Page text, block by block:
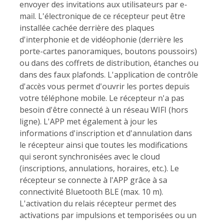
envoyer des invitations aux utilisateurs par e-
mail. L'électronique de ce récepteur peut être
installée cachée derrière des plaques
d'interphonie et de vidéophonie (derrière les
porte-cartes panoramiques, boutons poussoirs)
ou dans des coffrets de distribution, étanches ou
dans des faux plafonds. L'application de contrôle
d'accès vous permet d'ouvrir les portes depuis
votre téléphone mobile. Le récepteur n'a pas
besoin d'être connecté à un réseau WIFI (hors
ligne). L'APP met également à jour les
informations d'inscription et d'annulation dans
le récepteur ainsi que toutes les modifications
qui seront synchronisées avec le cloud
(inscriptions, annulations, horaires, etc.). Le
récepteur se connecte à l'APP grâce à sa
connectivité Bluetooth BLE (max. 10 m).
L'activation du relais récepteur permet des
activations par impulsions et temporisées ou un